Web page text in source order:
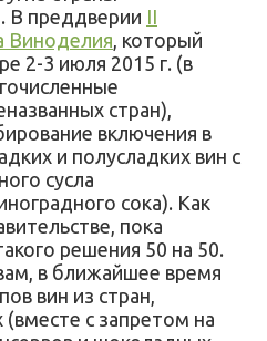
В преддверии II
Виноделия , который
2-3 июля 2015 г. (в
стран),
включения в
и полусладких вин с
сусла
сока). Как
пока
решения 50 на 50.
в ближайшее время
вин из стран,
(вместе с запретом на